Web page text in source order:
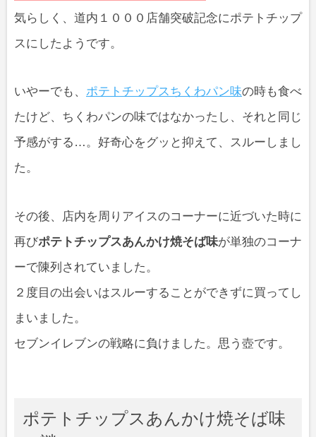
気らしく、道内１０００店舗突破記念にポテトチップ
スにしたようです。
いやーでも、 ポテトチップスちくわパン味の時も食べ
たけど、ちくわパンの味ではなかったし、それと同じ
予感がする…。好奇心をグッと抑えて、スルーしまし
た。
その後、店内を周りアイスのコーナーに近づいた時に
再びポテトチップスあんかけ焼そば味が単独のコーナ
ーで陳列されていました。
２度目の出会いはスルーすることができずに買ってし
まいました。
セブンイレブンの戦略に負けました。思う壺です。
ポテトチップスあんかけ焼そば味